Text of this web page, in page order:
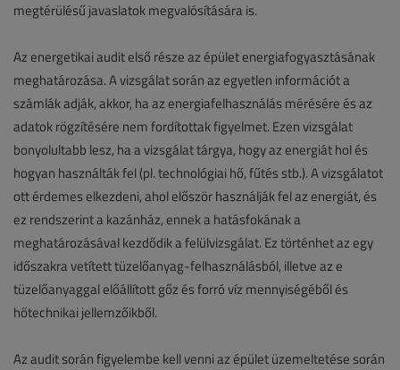
megtérülésű javaslatok megvalósítására is.
Az energetikai audit első része az épület energiafogyasztásának
meghatározása. A vizsgálat során az egyetlen információt a
számlák adják, akkor, ha az energiafelhasználás mérésére és az
adatok rögzítésére nem fordítottak figyelmet. Ezen vizsgálat
bonyolultabb lesz, ha a vizsgálat tárgya, hogy az energiát hol és
hogyan használták fel (pl. technológiai hő, fűtés stb.). A vizsgálatot
ott érdemes elkezdeni, ahol először használják fel az energiát, és
ez rendszerint a kazánház, ennek a hatásfokának a
meghatározásával kezdődik a felülvizsgálat. Ez történhet az egy
időszakra vetített tüzelőanyag-felhasználásból, illetve az e
tüzelőanyaggal előállított gőz és forró víz mennyiségéből és
hőtechnikai jellemzőikből.
Az audit során figyelembe kell venni az épület üzemeltetése során